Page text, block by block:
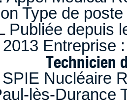
Type de
Publiée depuis
2013
Technicien
Nucléaire
lès-Durance